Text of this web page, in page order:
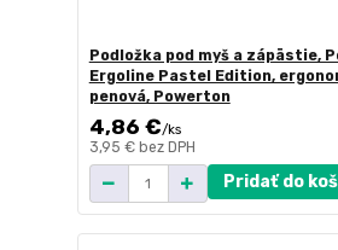
Podložka pod myš a zápästie,
Ergoline Pastel Edition,
penová, Powerton
4,86 €/ks
3,95 € bez DPH
Pridať do